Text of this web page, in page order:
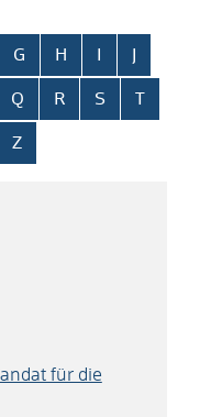
G H
Q R S T
Z
für die